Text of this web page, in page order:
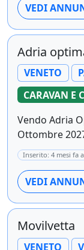
VEDI
Adria
VENETO
CARAVAN E
Vendo Adria
Ottombre
Inserito: 4 mesi fa
VEDI
Movilvetta
VENETO